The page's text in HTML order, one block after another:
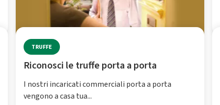
TRUFFE
Riconosci le truffe porta a porta
I nostri incaricati commerciali porta a porta
vengono a casa tua...